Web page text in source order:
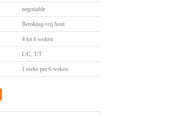
negotiable
Beroking-vrij hout
4 tot 6 weken
L/C, T/T
1 reeks per 6 weken